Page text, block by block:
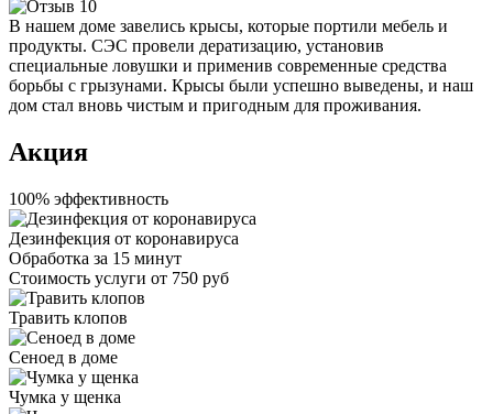
В нашем доме завелись крысы, которые портили мебель и
продукты. СЭС провели дератизацию, установив
специальные ловушки и применив современные средства
борьбы с грызунами. Крысы были успешно выведены, и наш
дом стал вновь чистым и пригодным для проживания.
Акция
100% эффективность
Дезинфекция от коронавируса
Обработка за 15 минут
Стоимость услуги от 750 руб
Травить клопов
Сеноед в доме
Чумка у щенка